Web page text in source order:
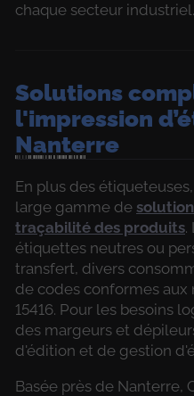
chaque secteur industriel.
Solutions
l'impression
Nanterre
En plus des
large gamme de
traçabilité des produits.
étiquettes neutres ou
transfert, divers
de codes conformes aux
15416. Pour les besoins
des margeurs et
d'édition et de gestion
Basée près de Nanterre,